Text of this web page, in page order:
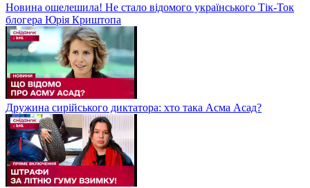
Новина ошелешила! Не стало відомого українського Тік-Ток
блогера Юрія Криштопа
Дружина сирійського диктатора: хто така Асма Асад?